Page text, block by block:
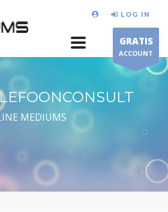
LOG IN
GRATIS
ACCOUNT
MEDIUMS